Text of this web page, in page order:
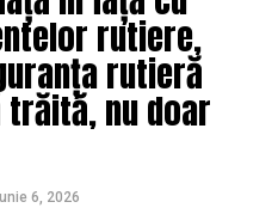
rutiere,
rutieră
nu doar
6, 2026